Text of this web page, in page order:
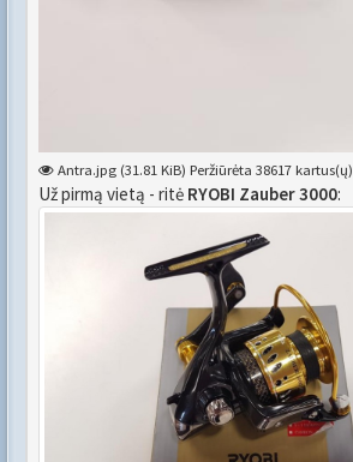
Antra.jpg (31.81 KiB) Peržiūrėta 38617 kartus(ų)
Už pirmą vietą - ritė RYOBI Zauber 3000: